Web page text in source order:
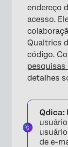
endereço
acesso.
Qualtrics
código.
detalhes
Qdica:
de e-